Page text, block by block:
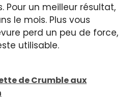
Pour un meilleur résultat,
le mois. Plus vous
perd un peu de force,
utilisable.
de Crumble aux